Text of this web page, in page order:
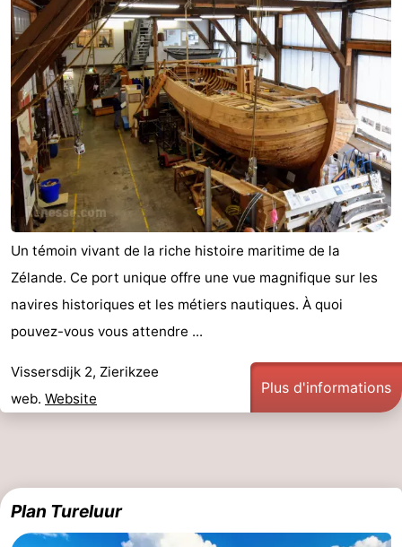
Un témoin vivant de la riche histoire maritime de la
Zélande. Ce port unique offre une vue magnifique sur les
navires historiques et les métiers nautiques. À quoi
pouvez-vous vous attendre ...
Vissersdijk 2, Zierikzee
web. Website
Plus d'informations
Plan Tureluur